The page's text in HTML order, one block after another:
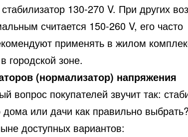
130-270 V. При других
считается 150-260 V, его часто
применять в жилом
городской зоне.
(нормализатор) напряжения
вопрос покупателей звучит так:
дома или дачи как правильно
доступных вариантов: